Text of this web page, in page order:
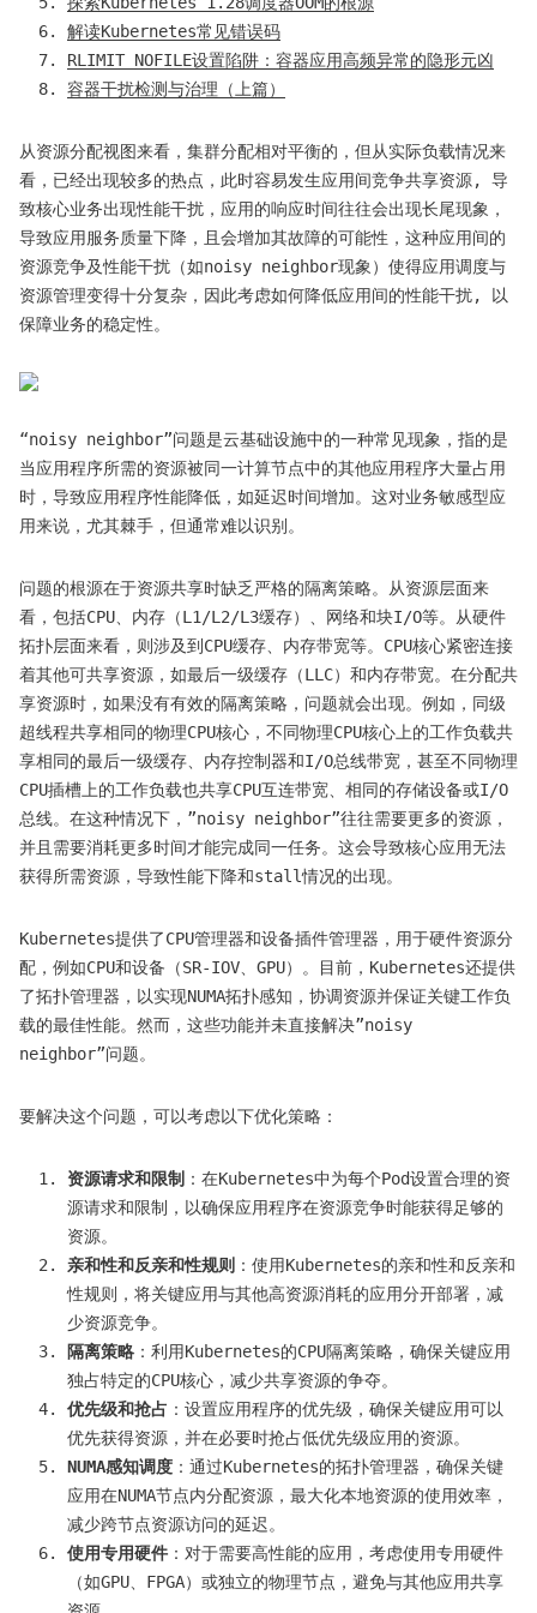
解读Kubernetes常见错误码
RLIMIT_NOFILE设置陷阱：容器应用高频异常的隐形元凶
容器干扰检测与治理（上篇）
从资源分配视图来看，集群分配相对平衡的，但从实际负载情况来
看，已经出现较多的热点，此时容易发生应用间竞争共享资源, 导
致核心业务出现性能干扰，应用的响应时间往往会出现长尾现象，
导致应用服务质量下降，且会增加其故障的可能性，这种应用间的
资源竞争及性能干扰（如noisy neighbor现象）使得应用调度与
资源管理变得十分复杂，因此考虑如何降低应用间的性能干扰, 以
保障业务的稳定性。
“noisy neighbor”问题是云基础设施中的一种常见现象，指的是
当应用程序所需的资源被同一计算节点中的其他应用程序大量占用
时，导致应用程序性能降低，如延迟时间增加。这对业务敏感型应
用来说，尤其棘手，但通常难以识别。
问题的根源在于资源共享时缺乏严格的隔离策略。从资源层面来
看，包括CPU、内存（L1/L2/L3缓存）、网络和块I/O等。从硬件
拓扑层面来看，则涉及到CPU缓存、内存带宽等。CPU核心紧密连接
着其他可共享资源，如最后一级缓存（LLC）和内存带宽。在分配共
享资源时，如果没有有效的隔离策略，问题就会出现。例如，同级
超线程共享相同的物理CPU核心，不同物理CPU核心上的工作负载共
享相同的最后一级缓存、内存控制器和I/O总线带宽，甚至不同物理
CPU插槽上的工作负载也共享CPU互连带宽、相同的存储设备或I/O
总线。在这种情况下，”noisy neighbor”往往需要更多的资源，
并且需要消耗更多时间才能完成同一任务。这会导致核心应用无法
获得所需资源，导致性能下降和stall情况的出现。
Kubernetes提供了CPU管理器和设备插件管理器，用于硬件资源分
配，例如CPU和设备（SR-IOV、GPU）。目前，Kubernetes还提供
了拓扑管理器，以实现NUMA拓扑感知，协调资源并保证关键工作负
载的最佳性能。然而，这些功能并未直接解决”noisy
neighbor”问题。
要解决这个问题，可以考虑以下优化策略：
资源请求和限制 ：在Kubernetes中为每个Pod设置合理的资
源请求和限制，以确保应用程序在资源竞争时能获得足够的
资源。
亲和性和反亲和性规则 ：使用Kubernetes的亲和性和反亲和
性规则，将关键应用与其他高资源消耗的应用分开部署，减
少资源竞争。
隔离策略 ：利用Kubernetes的CPU隔离策略，确保关键应用
独占特定的CPU核心，减少共享资源的争夺。
优先级和抢占 ：设置应用程序的优先级，确保关键应用可以
优先获得资源，并在必要时抢占低优先级应用的资源。
NUMA感知调度 ：通过Kubernetes的拓扑管理器，确保关键
应用在NUMA节点内分配资源，最大化本地资源的使用效率，
减少跨节点资源访问的延迟。
使用专用硬件 ：对于需要高性能的应用，考虑使用专用硬件
（如GPU、FPGA）或独立的物理节点，避免与其他应用共享